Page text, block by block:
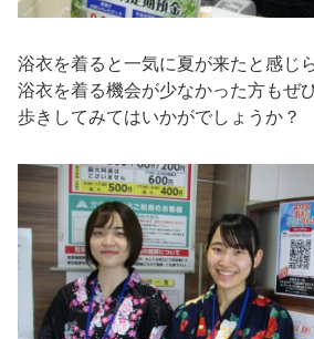
浴衣を着ると一気に夏が来たと感じ
浴衣を着る機会が少なかった方もぜ
歩きしてみてはいかがでしょうか？